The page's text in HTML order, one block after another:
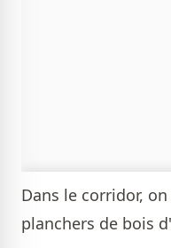
Dans le corridor,
planchers de bois